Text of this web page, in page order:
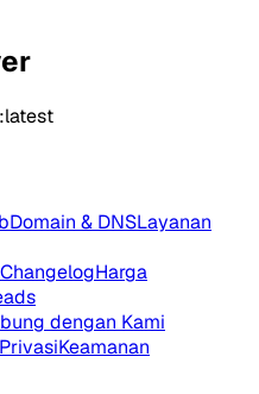
Domain & DNSLayanan
ChangelogHarga
dengan Kami
Keamanan